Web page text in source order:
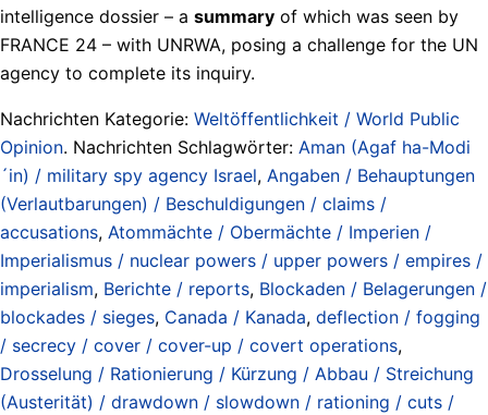
intelligence dossier – a summary of which was seen by
FRANCE 24 – with UNRWA, posing a challenge for the UN
agency to complete its inquiry.
Nachrichten Kategorie: Weltöffentlichkeit / World Public
Opinion. Nachrichten Schlagwörter: Aman (Agaf ha-Modi
´in) / military spy agency Israel, Angaben / Behauptungen
(Verlautbarungen) / Beschuldigungen / claims /
accusations, Atommächte / Obermächte / Imperien /
Imperialismus / nuclear powers / upper powers / empires /
imperialism, Berichte / reports, Blockaden / Belagerungen /
blockades / sieges, Canada / Kanada, deflection / fogging
/ secrecy / cover / cover-up / covert operations,
Drosselung / Rationierung / Kürzung / Abbau / Streichung
(Austerität) / drawdown / slowdown / rationing / cuts /